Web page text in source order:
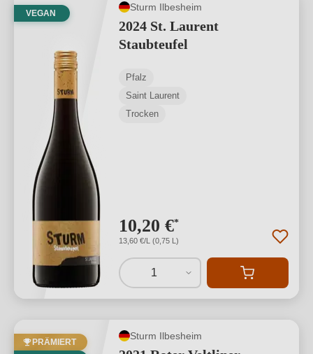
VEGAN
Sturm Ilbesheim
2024 St. Laurent
Staubteufel
Pfalz
Saint Laurent
Trocken
10,20 €*
13,60 €/L (0,75 L)
1
PRÄMIERT
Sturm Ilbesheim